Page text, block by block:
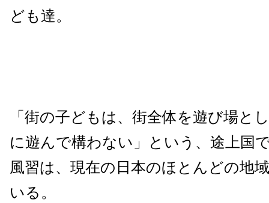
ども達。
「街の子どもは、街全体を遊び場と
に遊んで構わない」という、途上国
風習は、現在の日本のほとんどの地
いる。